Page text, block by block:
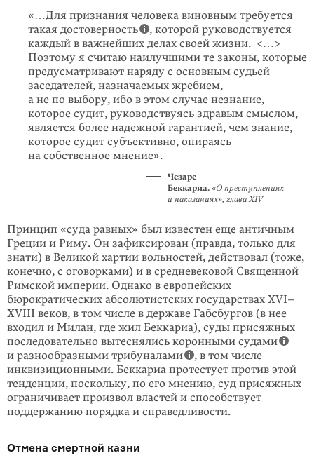
«…Для признания человека виновным требуется
такая достоверность
, которой руководствуется
каждый в важнейших делах своей жизни. <…>
Поэтому я считаю наилучшими те законы, которые
предусматривают наряду с основным судьей
заседателей, назначаемых жребием,
а не по выбору, ибо в этом случае незнание,
которое судит, руководствуясь здравым смыслом,
является более надежной гарантией, чем знание,
которое судит субъективно, опираясь
на собственное мнение».
Чезаре
Беккариа. «О преступлениях
и наказаниях», глава XIV
Принцип «суда равных» был известен еще античным
Греции и Риму. Он зафиксирован (правда, только для
знати) в Великой хартии вольностей, действовал (тоже,
конечно, с оговорками) и в средневековой Священной
Римской империи. Однако в европейских
бюрократических абсолютистских государствах XVI–
XVIII веков, в том числе в державе Габсбургов (в нее
входил и Милан, где жил Беккариа), суды присяжных
последовательно вытеснялись коронными судами
и разнообразными трибуналами
, в том числе
инквизиционными. Беккариа протестует против этой
тенденции, поскольку, по его мнению, суд присяжных
ограничивает произвол властей и способствует
поддержанию порядка и справедливости.
Отмена смертной казни